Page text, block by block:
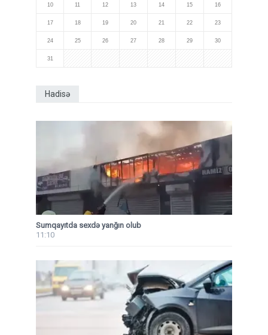
10 11 12 13 14 15 16
17 18 19 20 21 22 23
24 25 26 27 28 29 30
31
Hadisə
Sumqayıtda sexdə yanğın olub
11:10